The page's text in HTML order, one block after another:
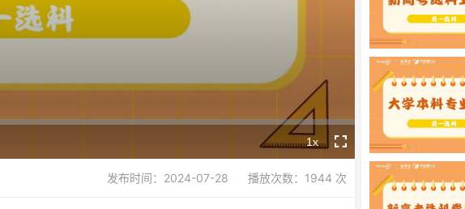
Playback
Rate
1x Fullscreen
发布时间：2024-07-28 播放次数：1944 次